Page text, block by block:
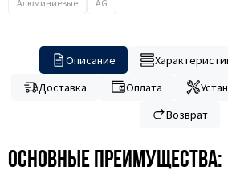
Алюминиевые
AG
Описание
Доставка
Оплата
Возврат
Основные преимущества: